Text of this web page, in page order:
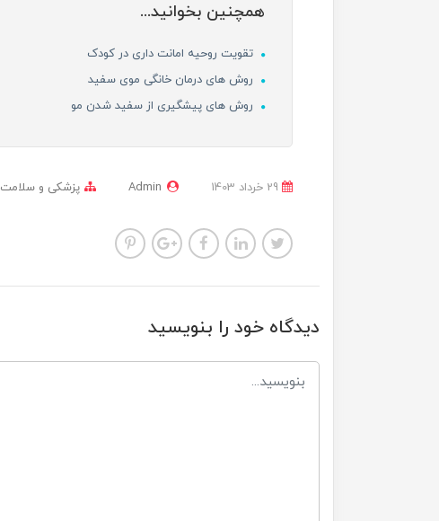
همچنین بخوانید...
تقویت روحیه امانت داری در کودک
روش های درمان خانگی موی سفید
روش های پیشگیری از سفید شدن مو
Admin پزشکی و سلامت
دیدگاه خود را بنویسید